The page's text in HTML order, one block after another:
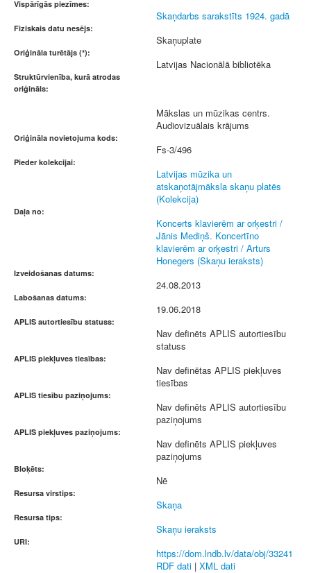
Vispārīgās piezīmes:
Skaņdarbs sarakstīts 1924. gadā
Fiziskais datu nesējs:
Skaņuplate
Oriģināla turētājs (*):
Latvijas Nacionālā bibliotēka
Struktūrvienība, kurā atrodas
oriģināls:
Mākslas un mūzikas centrs.
Audiovizuālais krājums
Oriģināla novietojuma kods:
Fs-3/496
Pieder kolekcijai:
Latvijas mūzika un
atskaņotājmāksla skaņu platēs
(Kolekcija)
Daļa no:
Koncerts klavierēm ar orķestri /
Jānis Mediņš. Koncertīno
klavierēm ar orķestri / Arturs
Honegers (Skaņu ieraksts)
Izveidošanas datums:
24.08.2013
Labošanas datums:
19.06.2018
APLIS autortiesību statuss:
Nav definēts APLIS autortiesību
statuss
APLIS piekļuves tiesības:
Nav definētas APLIS piekļuves
tiesības
APLIS tiesību paziņojums:
Nav definēts APLIS autortiesību
paziņojums
APLIS piekļuves paziņojums:
Nav definēts APLIS piekļuves
paziņojums
Bloķēts:
Nē
Resursa virstips:
Skaņa
Resursa tips:
Skaņu ieraksts
URI:
https://dom.lndb.lv/data/obj/33241
RDF dati | XML dati